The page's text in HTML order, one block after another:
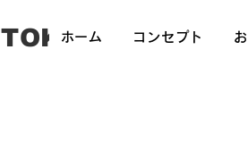
​TOKACHI HILLS
ホーム コンセプト